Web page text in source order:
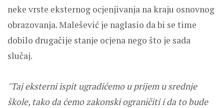
neke vrste eksternog ocjenjivanja na kraju osnovnog
obrazovanja. Malešević je naglasio da bi se time
dobilo drugačije stanje ocjena nego što je sada
slučaj.
"Taj eksterni ispit ugradićemo u prijem u srednje
škole, tako da ćemo zakonski ograničiti i da to bude